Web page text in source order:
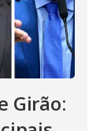
Girão: